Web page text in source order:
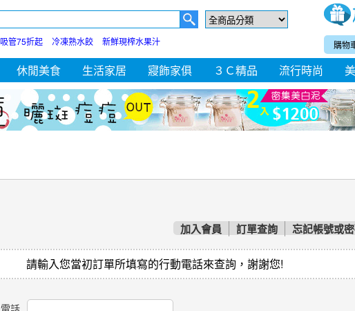
管75折起 冷凍熟水餃 新鮮現榨水果汁 購物
休閒美食 生活家居 寢飾家俱 ３Ｃ精品 流行時尚
忘記帳號或
訂單查詢
加入會員
請輸入您當初訂單所填寫的行動電話來查詢，謝謝您!
話